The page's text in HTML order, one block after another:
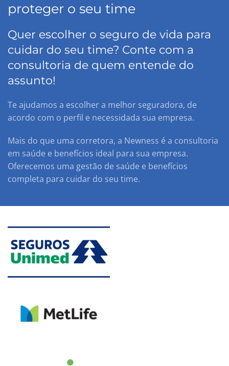
proteger o seu time
Quer escolher o seguro de vida para
cuidar do seu time? Conte com a
consultoria de quem entende do
assunto!
Te ajudamos a escolher a melhor seguradora, de
acordo com o perfil e necessidada sua empresa.
Mais do que uma corretora, a Newness é a consultoria
em saúde e benefícios ideal para sua empresa.
Oferecemos uma gestão de saúde e benefícios
completa para cuidar do seu time.